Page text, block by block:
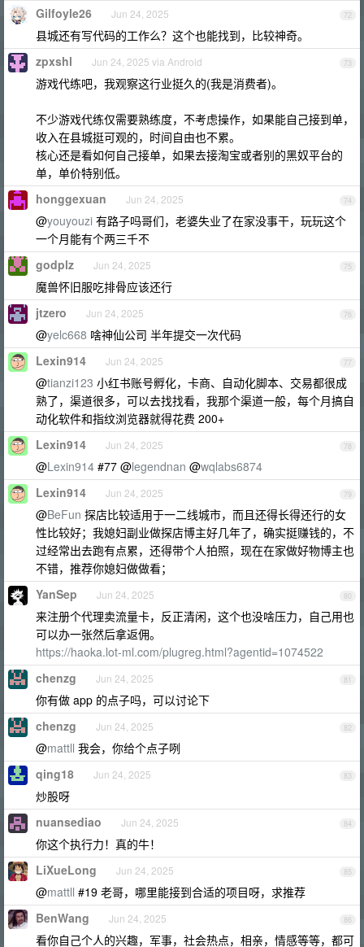
72
Gilfoyle26 Jun 24, 2025
县城还有写代码的工作么？这个也能找到，比较神奇。
73
zpxshl Jun 24, 2025 via Android
游戏代练吧，我观察这行业挺久的(我是消费者)。
不少游戏代练仅需要熟练度，不考虑操作，如果能自己接到单，
收入在县城挺可观的，时间自由也不累。
核心还是看如何自己接单，如果去接淘宝或者别的黑奴平台的
单，单价特别低。
74
honggexuan Jun 24, 2025
@youyouzi 有路子吗哥们，老婆失业了在家没事干，玩玩这个
一个月能有个两三千不
75
godplz Jun 24, 2025
魔兽怀旧服吃排骨应该还行
76
jtzero Jun 24, 2025
@yelc668 啥神仙公司 半年提交一次代码
77
Lexin914 Jun 24, 2025
@tianzi123 小红书账号孵化，卡商、自动化脚本、交易都很成
熟了，渠道很多，可以去找找看，我那个渠道一般，每个月搞自
动化软件和指纹浏览器就得花费 200+
78
Lexin914 Jun 24, 2025
@Lexin914 #77 @legendnan @wqlabs6874
79
Lexin914 Jun 24, 2025
@BeFun 探店比较适用于一二线城市，而且还得长得还行的女
性比较好；我媳妇副业做探店博主好几年了，确实挺赚钱的，不
过经常出去跑有点累，还得带个人拍照，现在在家做好物博主也
不错，推荐你媳妇做做看；
80
YanSep Jun 24, 2025
来注册个代理卖流量卡，反正清闲，这个也没啥压力，自己用也
可以办一张然后拿返佣。
https://haoka.lot-ml.com/plugreg.html?agentid=1074522
81
chenzg Jun 24, 2025
你有做 app 的点子吗，可以讨论下
82
chenzg Jun 24, 2025
@mattll 我会，你给个点子咧
83
qing18 Jun 24, 2025
炒股呀
84
nuansediao Jun 24, 2025
你这个执行力！真的牛！
85
LiXueLong Jun 24, 2025
@mattll #19 老哥，哪里能接到合适的项目呀，求推荐
86
BenWang Jun 24, 2025
看你自己个人的兴趣，军事，社会热点，相亲，情感等等，都可